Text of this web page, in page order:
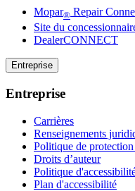
Mopar® Repair
Site du
DealerCONNECT
Entreprise
Entreprise
Carrières
Renseignements
Politique de protection
Droits d’auteur
Politique
Plan d'accessibilité